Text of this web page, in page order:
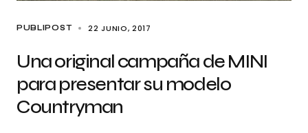
PUBLIPOST 22 JUNIO, 2017
Una original campaña de MINI
para presentar su modelo
Countryman